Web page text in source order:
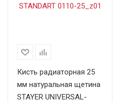
Кисть радиаторная 25
мм натуральная щетина
STAYER UNIVERSAL-